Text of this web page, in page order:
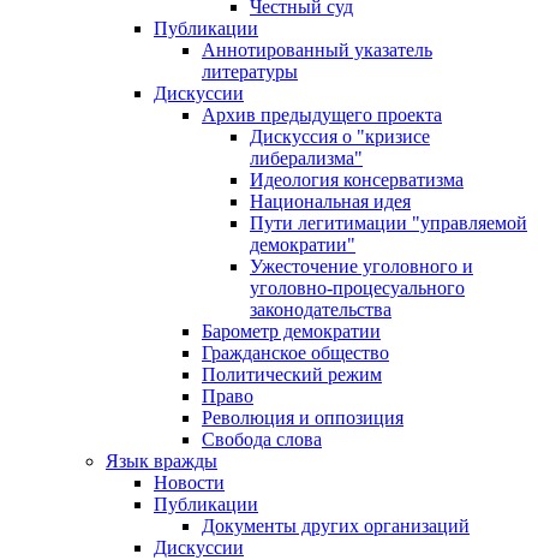
Честный суд
Публикации
Аннотированный указатель
литературы
Дискуссии
Архив предыдущего проекта
Дискуссия о "кризисе
либерализма"
Идеология консерватизма
Национальная идея
Пути легитимации "управляемой
демократии"
Ужесточение уголовного и
уголовно-процесуального
законодательства
Барометр демократии
Гражданское общество
Политический режим
Право
Революция и оппозиция
Свобода слова
Язык вражды
Новости
Публикации
Документы других организаций
Дискуссии